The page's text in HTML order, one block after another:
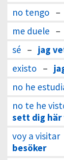
no tengo –
me duele –
sé – jag
existo –
no he
no te he
sett dig
voy a visitar
besöker